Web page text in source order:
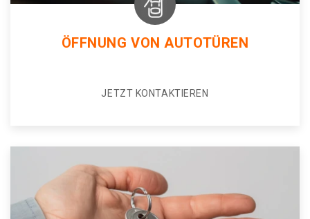
ÖFFNUNG VON AUTOTÜREN
JETZT KONTAKTIEREN